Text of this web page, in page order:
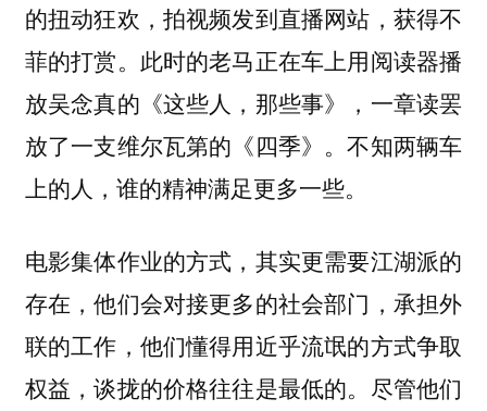
的扭动狂欢，拍视频发到直播网站，获得不
菲的打赏。此时的老马正在车上用阅读器播
放吴念真的《这些人，那些事》，一章读罢
放了一支维尔瓦第的《四季》。不知两辆车
上的人，谁的精神满足更多一些。
电影集体作业的方式，其实更需要江湖派的
存在，他们会对接更多的社会部门，承担外
联的工作，他们懂得用近乎流氓的方式争取
权益，谈拢的价格往往是最低的。尽管他们